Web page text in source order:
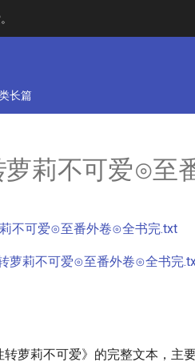
长篇
萝莉不可爱⊙至
不可爱⊙至番外卷⊙全书完.txt
萝莉不可爱⊙至番外卷⊙全书完
转萝莉不可爱》的完整文本，主